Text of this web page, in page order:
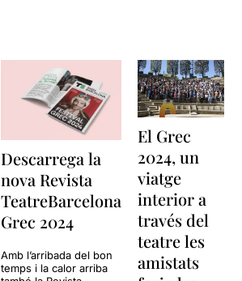
Descarrega la
nova Revista
TeatreBarcelona
Grec 2024
Amb l’arribada del bon
temps i la calor arriba
El Grec
2024, un
viatge
interior a
través del
teatre les
amistats